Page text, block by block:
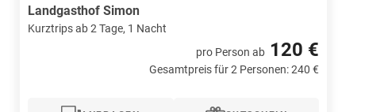
Landgasthof Simon
Kurztrips ab 2 Tage, 1 Nacht
pro Person ab 120 €
Gesamtpreis für 2 Personen: 240 €